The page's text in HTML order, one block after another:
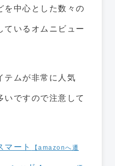
を中心とした数々の
ているオムニビュー
テムが非常に人気
いですので注意して
マート 【amazonへ遷